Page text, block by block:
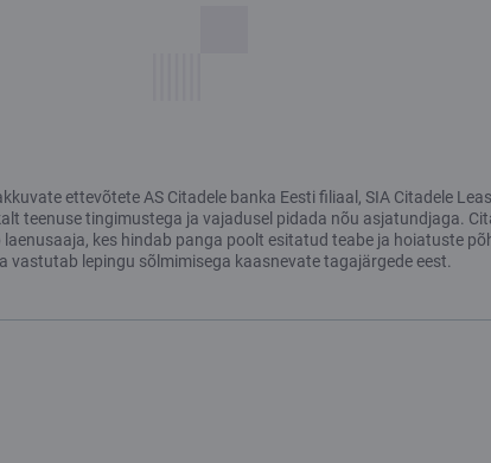
ettevõtete AS Citadele banka Eesti filiaal, SIA Citadele
teenuse tingimustega ja vajadusel pidada nõu asjatundjaga.
kes hindab panga poolt esitatud teabe ja hoiatuste
vastutab lepingu sõlmimisega kaasnevate tagajärgede eest.